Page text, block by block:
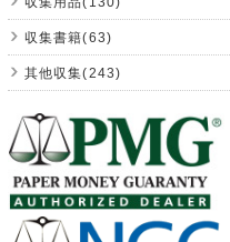
収集書籍(63)
其他収集(243)